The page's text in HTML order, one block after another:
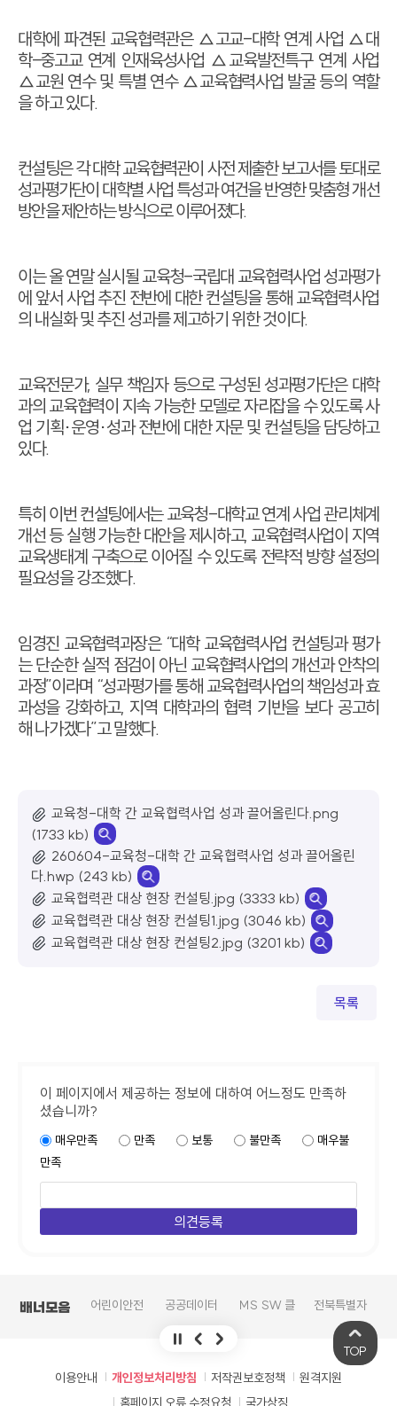
대학에 파견된 교육협력관은 △고교-대학 연계 사업 △대
학-중고교 연계 인재육성사업 △교육발전특구 연계 사업
△교원 연수 및 특별 연수 △교육협력사업 발굴 등의 역할
을 하고 있다.
컨설팅은 각 대학 교육협력관이 사전 제출한 보고서를 토대로
성과평가단이 대학별 사업 특성과 여건을 반영한 맞춤형 개선
방안을 제안하는 방식으로 이루어졌다.
이는 올 연말 실시될 교육청-국립대 교육협력사업 성과평가
에 앞서 사업 추진 전반에 대한 컨설팅을 통해 교육협력사업
의 내실화 및 추진 성과를 제고하기 위한 것이다.
교육전문가, 실무 책임자 등으로 구성된 성과평가단은 대학
과의 교육협력이 지속 가능한 모델로 자리잡을 수 있도록 사
업 기획·운영·성과 전반에 대한 자문 및 컨설팅을 담당하고
있다.
특히 이번 컨설팅에서는 교육청-대학교 연계 사업 관리체계
개선 등 실행 가능한 대안을 제시하고, 교육협력사업이 지역
교육생태계 구축으로 이어질 수 있도록 전략적 방향 설정의
필요성을 강조했다.
임경진 교육협력과장은 “대학 교육협력사업 컨설팅과 평가
는 단순한 실적 점검이 아닌 교육협력사업의 개선과 안착의
과정”이라며 “성과평가를 통해 교육협력사업의 책임성과 효
과성을 강화하고, 지역 대학과의 협력 기반을 보다 공고히
해 나가겠다”고 말했다.
교육청-대학 간 교육협력사업 성과 끌어올린다.png
(1733 kb)
260604-교육청-대학 간 교육협력사업 성과 끌어올린
다.hwp (243 kb)
교육협력관 대상 현장 컨설팅.jpg (3333 kb)
교육협력관 대상 현장 컨설팅1.jpg (3046 kb)
교육협력관 대상 현장 컨설팅2.jpg (3201 kb)
목록
이 페이지에서 제공하는 정보에 대하여 어느정도 만족하
셨습니까?
매우만족 만족 보통 불만족
매우불
만족
배너모음
학교안전지
어린이안전
공공데이터
MS SW 클
전북특별자
치도교육청
고교학점제
이용안내 개인정보처리방침 저작권보호정책
원격지원
TOP